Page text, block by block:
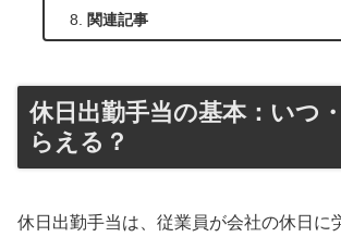
関連記事
休日出勤手当の基本：いつ
らえる？
休日出勤手当は、従業員が会社の休日に